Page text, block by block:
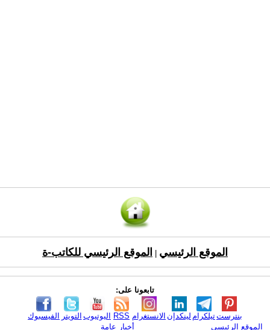
الموقع الرئيسي الموقع الرئيسي للكاتب-ة
تابعونا على:
الفيسبوك التويتر اليوتيوب RSS الانستغرام لينكدإن تيلكرامبنترست
الموقع الرئيسي
أخبار عامة